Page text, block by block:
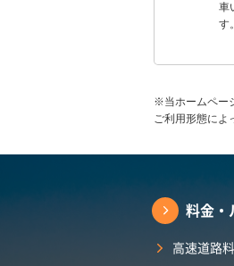
車
す。
※当ホームペー
ご利用形態によ
料金・
高速道路